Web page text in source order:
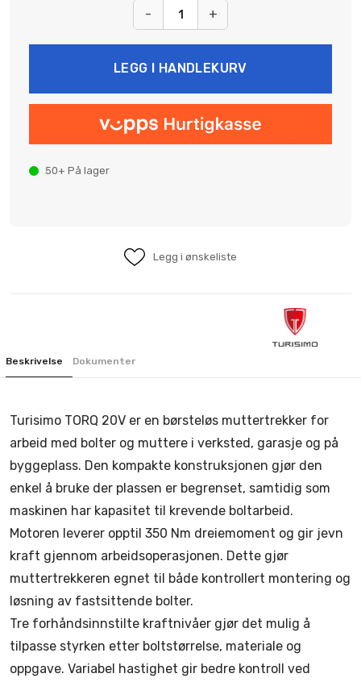
- +
50+ På lager
Legg i ønskeliste
Beskrivelse Dokumenter
Turisimo TORQ 20V er en børsteløs muttertrekker for
arbeid med bolter og muttere i verksted, garasje og på
byggeplass. Den kompakte konstruksjonen gjør den
enkel å bruke der plassen er begrenset, samtidig som
maskinen har kapasitet til krevende boltarbeid.
Motoren leverer opptil 350 Nm dreiemoment og gir jevn
kraft gjennom arbeidsoperasjonen. Dette gjør
muttertrekkeren egnet til både kontrollert montering og
løsning av fastsittende bolter.
Tre forhåndsinnstilte kraftnivåer gjør det mulig å
tilpasse styrken etter boltstørrelse, materiale og
oppgave. Variabel hastighet gir bedre kontroll ved